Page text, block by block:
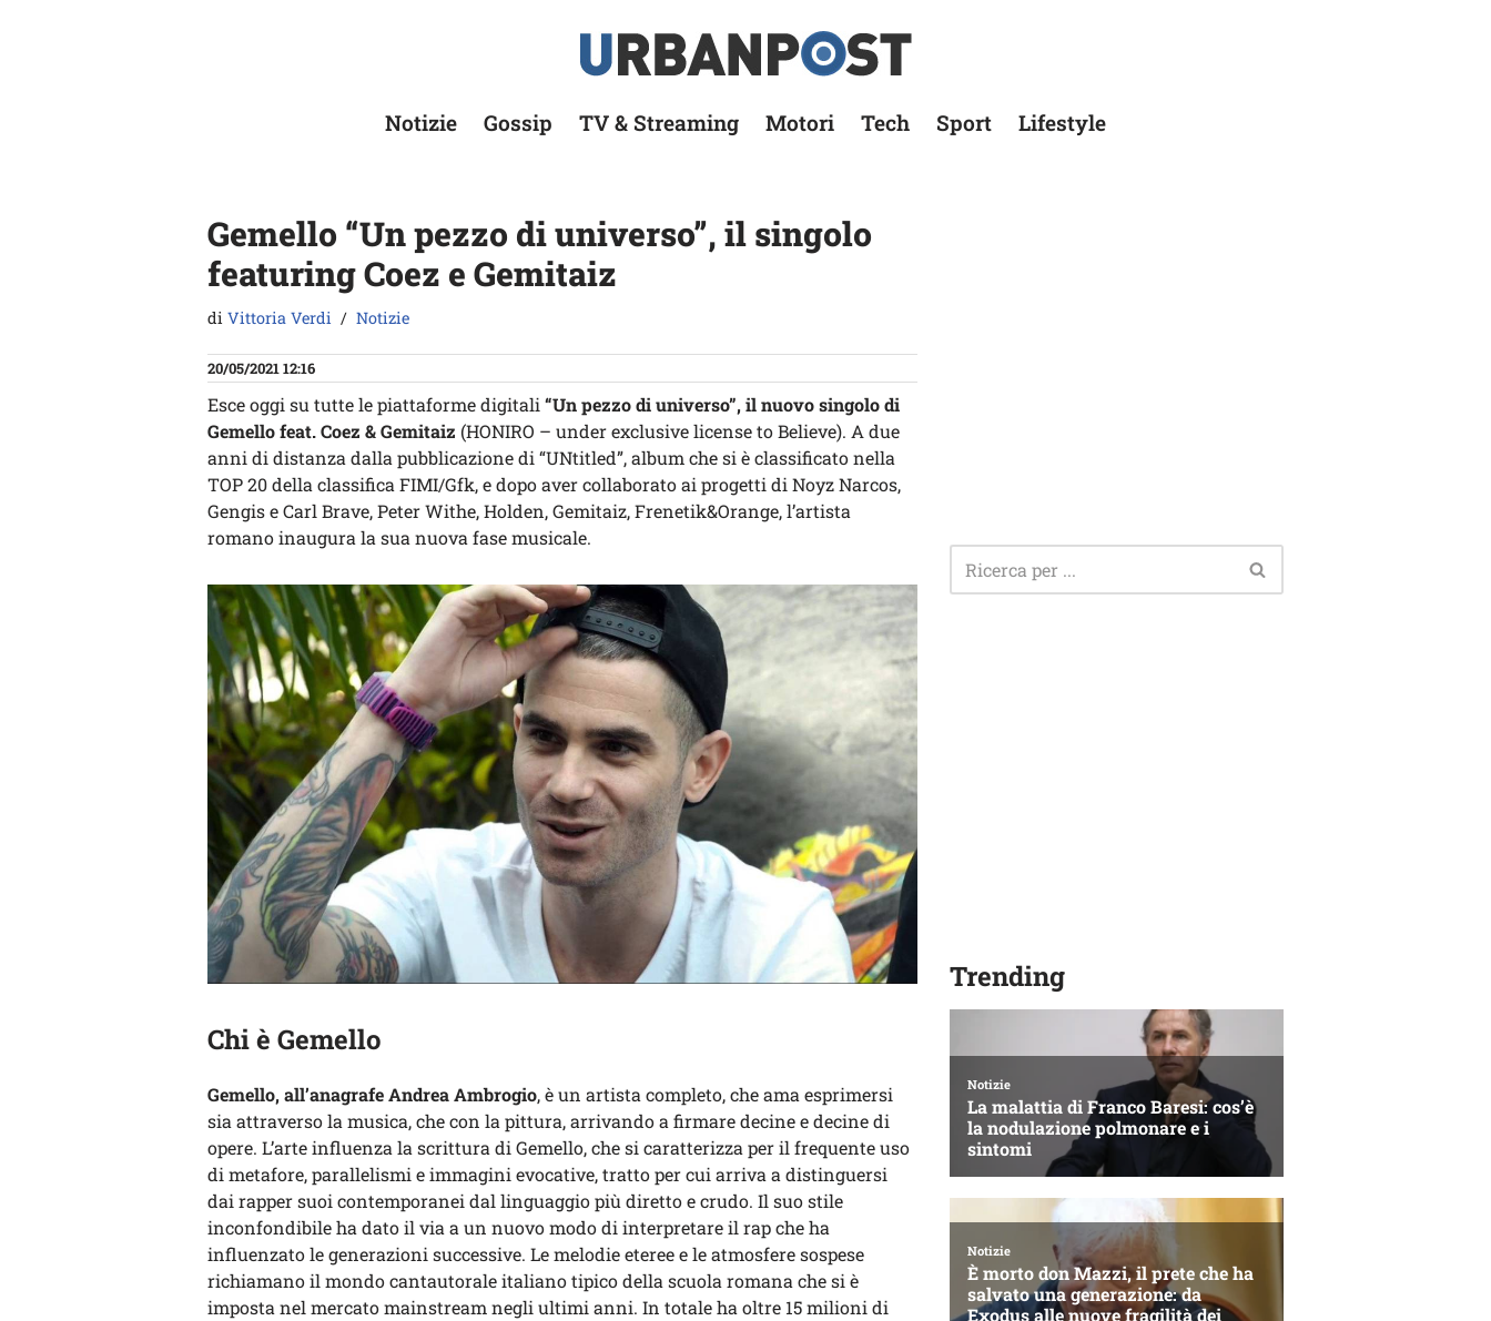
Notizie Gossip TV & Streaming Motori Tech Sport Lifestyle
Gemello “Un pezzo di universo”, il singolo
featuring Coez e Gemitaiz
di Vittoria Verdi Notizie
20/05/2021 12:16
Esce oggi su tutte le piattaforme digitali “Un pezzo di universo”, il nuovo singolo di
Gemello feat. Coez & Gemitaiz (HONIRO – under exclusive license to Believe). A due
anni di distanza dalla pubblicazione di “UNtitled”, album che si è classificato nella
TOP 20 della classifica FIMI/Gfk, e dopo aver collaborato ai progetti di Noyz Narcos,
Gengis e Carl Brave, Peter Withe, Holden, Gemitaiz, Frenetik&Orange, l’artista
romano inaugura la sua nuova fase musicale.
Chi è Gemello
Gemello, all’anagrafe Andrea Ambrogio, è un artista completo, che ama esprimersi
sia attraverso la musica, che con la pittura, arrivando a firmare decine e decine di
opere. L’arte influenza la scrittura di Gemello, che si caratterizza per il frequente uso
di metafore, parallelismi e immagini evocative, tratto per cui arriva a distinguersi
dai rapper suoi contemporanei dal linguaggio più diretto e crudo. Il suo stile
inconfondibile ha dato il via a un nuovo modo di interpretare il rap che ha
influenzato le generazioni successive. Le melodie eteree e le atmosfere sospese
richiamano il mondo cantautorale italiano tipico della scuola romana che si è
imposta nel mercato mainstream negli ultimi anni. In totale ha oltre 15 milioni di
Trending